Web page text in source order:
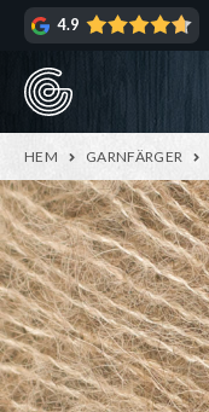
Hoppa
navigering
Hoppa
innehåll
4.9
HEM GARNFÄRGER